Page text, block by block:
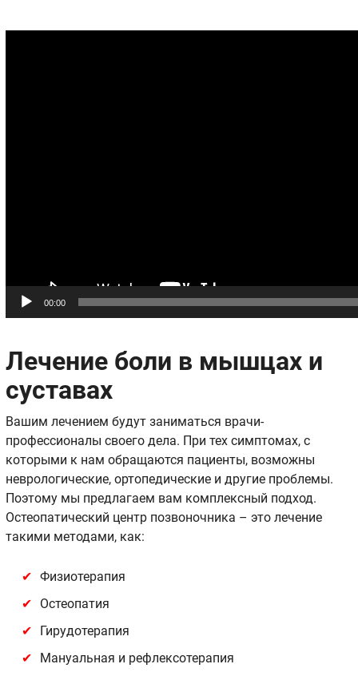
00:00
Лечение боли в мышцах и
суставах
Вашим лечением будут заниматься врачи-
профессионалы своего дела. При тех симптомах, с
которыми к нам обращаются пациенты, возможны
неврологические, ортопедические и другие проблемы.
Поэтому мы предлагаем вам комплексный подход.
Остеопатический центр позвоночника – это лечение
такими методами, как:
Физиотерапия
Остеопатия
Гирудотерапия
Мануальная и рефлексотерапия